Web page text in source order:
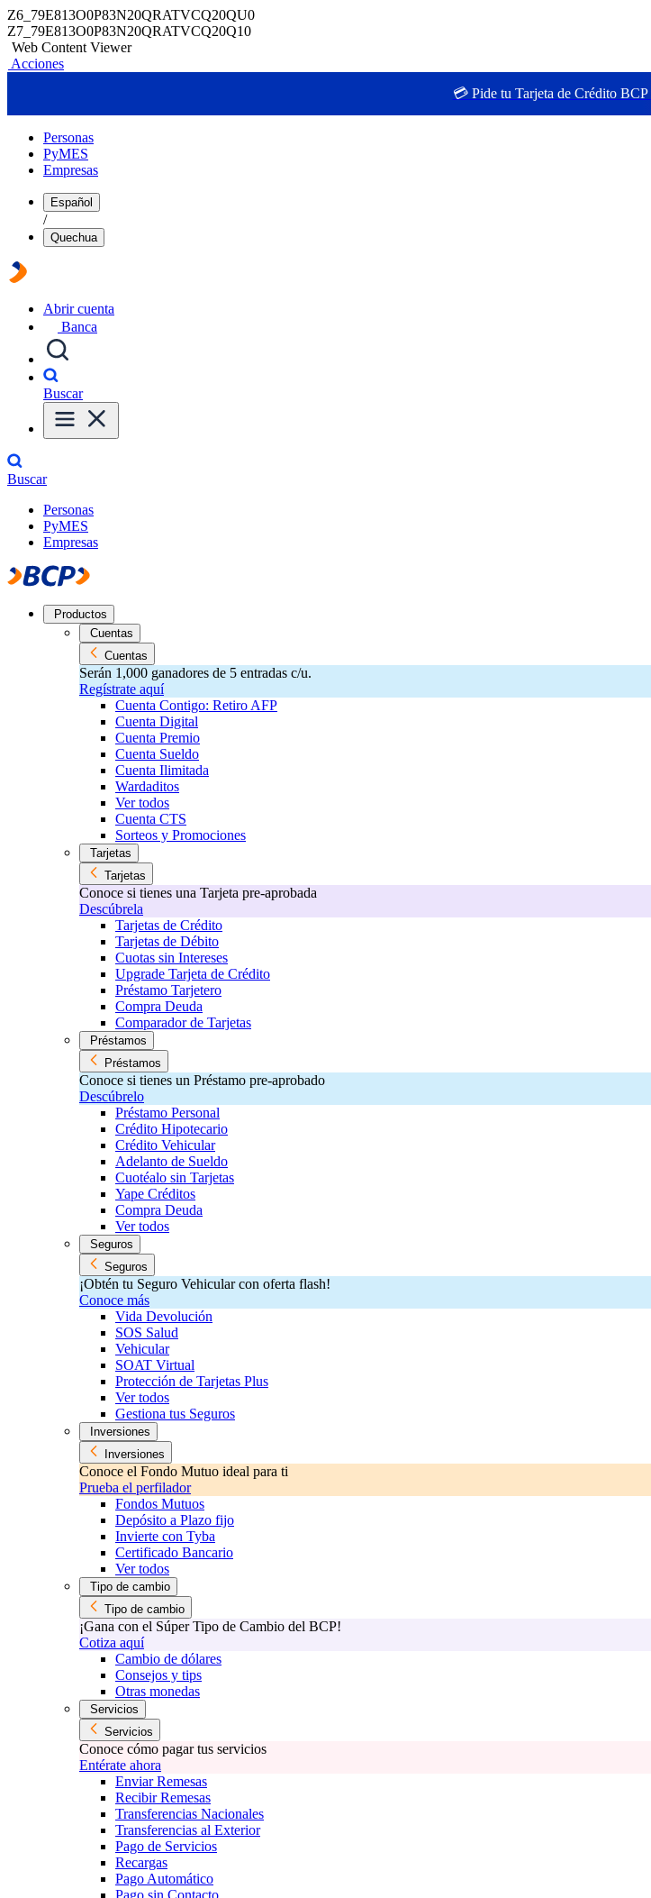
Z6_79E813O0P83N20QRATVCQ20QU0
Z7_79E813O0P83N20QRATVCQ20Q10
Web Content Viewer
Acciones
💳 Pide tu Tarjeta de Crédito
Personas
PyMES
Empresas
Español
/
Quechua
Abrir cuenta
Banca
Buscar
Buscar
Personas
PyMES
Empresas
Productos
Cuentas
Cuentas
Serán 1,000 ganadores de 5 entradas c/u.
Regístrate aquí
Cuenta Contigo: Retiro AFP
Cuenta Digital
Cuenta Premio
Cuenta Sueldo
Cuenta Ilimitada
Wardaditos
Ver todos
Cuenta CTS
Sorteos y Promociones
Tarjetas
Tarjetas
Conoce si tienes una Tarjeta pre-aprobada
Descúbrela
Tarjetas de Crédito
Tarjetas de Débito
Cuotas sin Intereses
Upgrade Tarjeta de Crédito
Préstamo Tarjetero
Compra Deuda
Comparador de Tarjetas
Préstamos
Préstamos
Conoce si tienes un Préstamo pre-aprobado
Descúbrelo
Préstamo Personal
Crédito Hipotecario
Crédito Vehicular
Adelanto de Sueldo
Cuotéalo sin Tarjetas
Yape Créditos
Compra Deuda
Ver todos
Seguros
Seguros
¡Obtén tu Seguro Vehicular con oferta flash!
Conoce más
Vida Devolución
SOS Salud
Vehicular
SOAT Virtual
Protección de Tarjetas Plus
Ver todos
Gestiona tus Seguros
Inversiones
Inversiones
Conoce el Fondo Mutuo ideal para ti
Prueba el perfilador
Fondos Mutuos
Depósito a Plazo fijo
Invierte con Tyba
Certificado Bancario
Ver todos
Tipo de cambio
Tipo de cambio
¡Gana con el Súper Tipo de Cambio del BCP!
Cotiza aquí
Cambio de dólares
Consejos y tips
Otras monedas
Servicios
Servicios
Conoce cómo pagar tus servicios
Entérate ahora
Enviar Remesas
Recibir Remesas
Transferencias Nacionales
Transferencias al Exterior
Pago de Servicios
Recargas
Pago Automático
Pago sin Contacto